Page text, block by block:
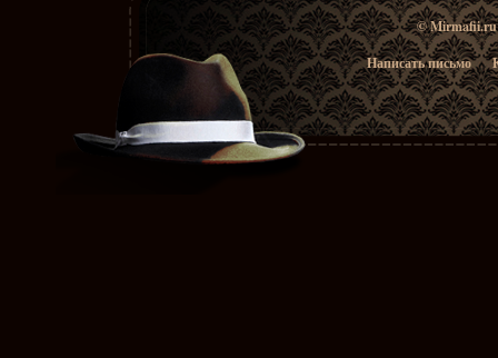
© Mirmafii.ru
Написать письмо